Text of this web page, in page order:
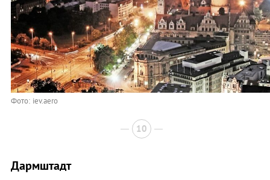
Фото: iev.aero
10
Дармштадт